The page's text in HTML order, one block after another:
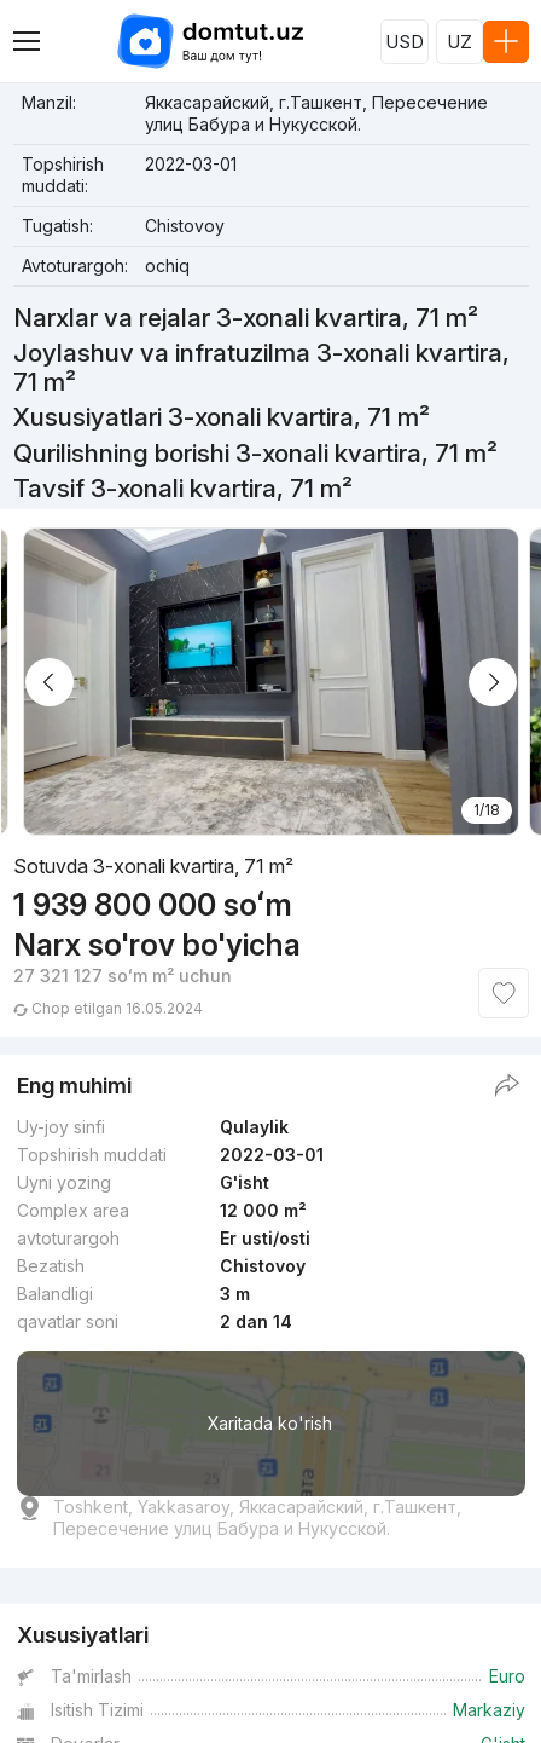
USD UZ
Manzil:
Яккасарайский, г.Ташкент, Пересечение
улиц Бабура и Нукусской.
Topshirish
muddati:
2022-03-01
Tugatish:
Chistovoy
Avtoturargoh:
ochiq
Narxlar va rejalar 3-xonali kvartira, 71 m²
Joylashuv va infratuzilma 3-xonali kvartira,
71 m²
Xususiyatlari 3-xonali kvartira, 71 m²
Qurilishning borishi 3-xonali kvartira, 71 m²
Tavsif 3-xonali kvartira, 71 m²
1/18
Sotuvda 3-xonali kvartira, 71 m²
1 939 800 000 soʻm
Narx so'rov bo'yicha
27 321 127 soʻmm² uchun
Chop etilgan 16.05.2024
Eng muhimi
Uy-joy sinfi
Qulaylik
Topshirish muddati
2022-03-01
Uyni yozing
G'isht
Complex area
12 000 m²
avtoturargoh
Er usti/osti
Bezatish
Chistovoy
Balandligi
3 m
qavatlar soni
2 dan 14
Xaritada ko'rish
Toshkent, Yakkasaroy, Яккасарайский, г.Ташкент,
Пересечение улиц Бабура и Нукусской.
Xususiyatlari
Ta'mirlash
Euro
Isitish Tizimi
Markaziy